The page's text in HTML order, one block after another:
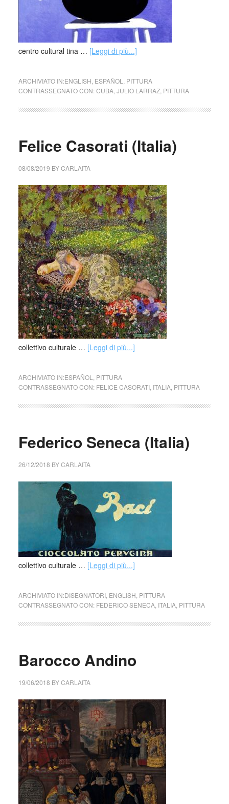
centro cultural tina … [Leggi di più...]
ARCHIVIATO IN:ENGLISH ESPAÑOL
PITTURA
CONTRASSEGNATO CON:CUBA, JULIO LARRAZ, PITTURA
Felice Casorati (Italia)
08/08/2019 BYCARLAITA
collettivo culturale … [Leggi di più...]
ARCHIVIATO IN:ESPAÑOL
PITTURA
CONTRASSEGNATO CON: FELICE CASORATI, ITALIA, PITTURA
Federico Seneca (Italia)
26/12/2018 BYCARLAITA
collettivo culturale … [Leggi di più...]
ARCHIVIATO IN:DISEGNATORI, ENGLISH PITTURA
CONTRASSEGNATO CON: FEDERICO SENECA, ITALIA, PITTURA
Barocco Andino
19/06/2018 BYCARLAITA